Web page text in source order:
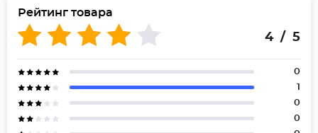
Рейтинг товара
4 / 5
0
0
0